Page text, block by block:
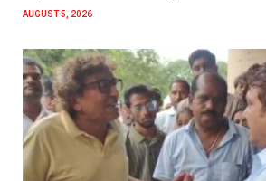
AUGUST 5, 2026